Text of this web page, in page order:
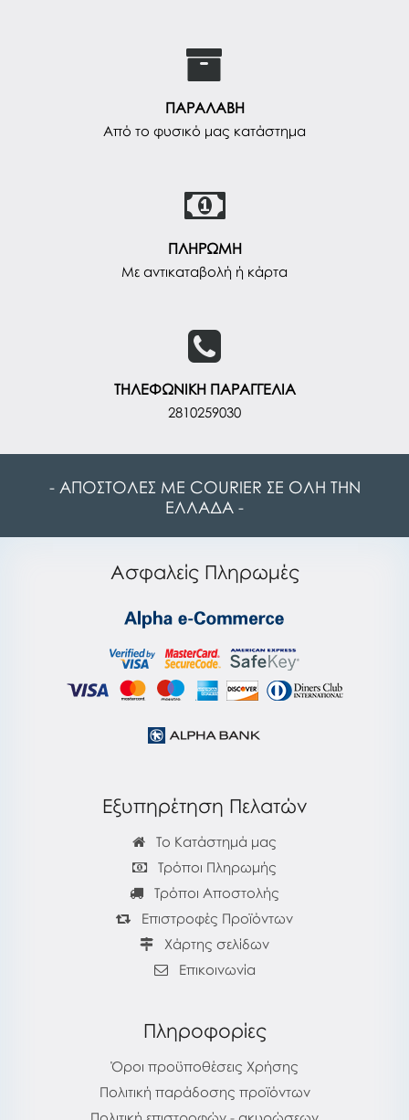
ΠΑΡΑΛΑΒΗ
Από το φυσικό μας κατάστημα
ΠΛΗΡΩΜΗ
Με αντικαταβολή ή κάρτα
ΤΗΛΕΦΩΝΙΚΗ ΠΑΡΑΓΓΕΛΙΑ
2810259030
- ΑΠΟΣΤΟΛΕΣ ΜΕ COURIER ΣΕ ΟΛΗ ΤΗΝ
ΕΛΛΑΔΑ -
Ασφαλείς Πληρωμές
Εξυπηρέτηση Πελατών
Το Κατάστημά μας
Τρόποι Πληρωμής
Τρόποι Αποστολής
Επιστροφές Προϊόντων
Χάρτης σελίδων
Επικοινωνία
Πληροφορίες
Όροι προϋποθέσεις Χρήσης
Πολιτική παράδοσης προϊόντων